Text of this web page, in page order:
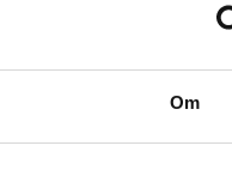
Om
i henhold tilprivatlivspolitikken